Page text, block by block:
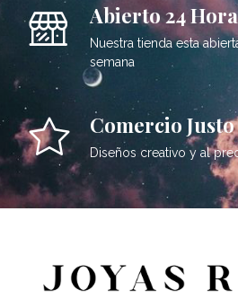
Abierto 24
Nuestra tienda esta
semana
Comercio Justo
Diseños creativo y al